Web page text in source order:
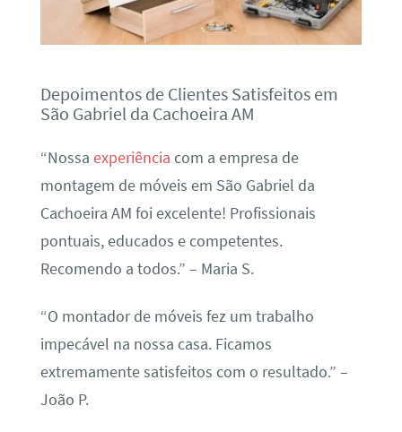
Depoimentos de Clientes Satisfeitos em
São Gabriel da Cachoeira AM
“Nossa experiência com a empresa de
montagem de móveis em São Gabriel da
Cachoeira AM foi excelente! Profissionais
pontuais, educados e competentes.
Recomendo a todos.” – Maria S.
“O montador de móveis fez um trabalho
impecável na nossa casa. Ficamos
extremamente satisfeitos com o resultado.” –
João P.